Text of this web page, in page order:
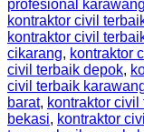
profesional
kontraktor civil
kontraktor civil
cikarang, kontraktor
civil terbaik depok,
civil terbaik
barat, kontraktor civil
bekasi, kontraktor